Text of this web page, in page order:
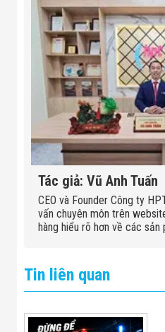
Tác giả: Vũ Anh Tuấn
CEO và Founder Công ty
vấn chuyên môn trên
hàng hiểu rõ hơn về các
Tin liên quan